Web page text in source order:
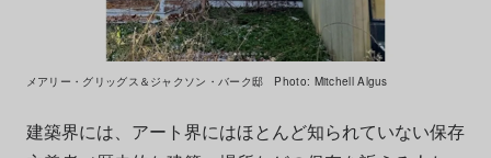
メアリー・グリッグス＆ジャクソン・バーク邸 Photo: Mitchell Algus
建築界には、アート界にはほとんど知られていない保存